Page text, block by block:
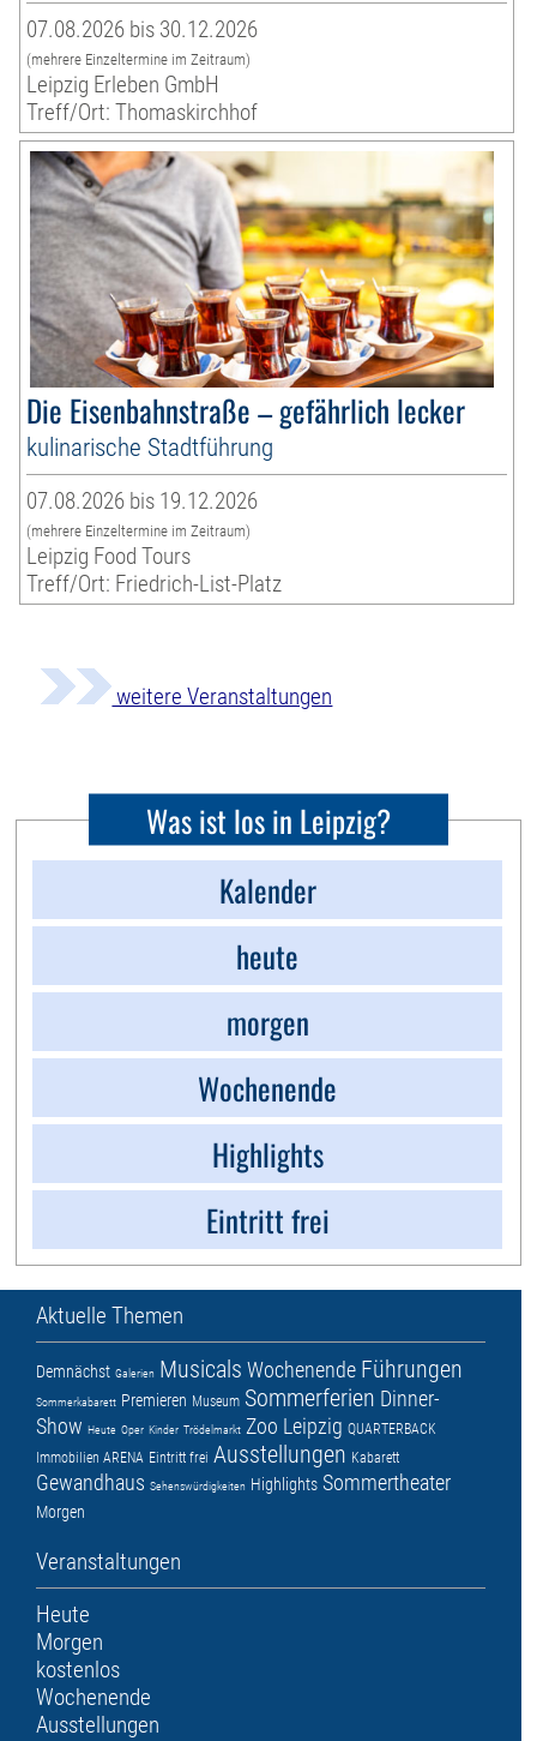
07.08.2026 bis 30.12.2026
(mehrere Einzeltermine im Zeitraum)
Leipzig Erleben GmbH
Treff/Ort: Thomaskirchhof
Die Eisenbahnstraße – gefährlich lecker
kulinarische Stadtführung
07.08.2026 bis 19.12.2026
(mehrere Einzeltermine im Zeitraum)
Leipzig Food Tours
Treff/Ort: Friedrich-List-Platz
weitere Veranstaltungen
Was ist los in Leipzig?
Kalender
heute
morgen
Wochenende
Highlights
Eintritt frei
Aktuelle Themen
Demnächst Galerien Musicals Wochenende Führungen
Sommerkabarett Premieren Museum Sommerferien Dinner-
Show Heute Oper Kinder Trödelmarkt Zoo Leipzig QUARTERBACK
Immobilien ARENA Eintritt frei Ausstellungen Kabarett
Gewandhaus Sehenswürdigkeiten Highlights Sommertheater
Morgen
Veranstaltungen
Heute
Morgen
kostenlos
Wochenende
Ausstellungen